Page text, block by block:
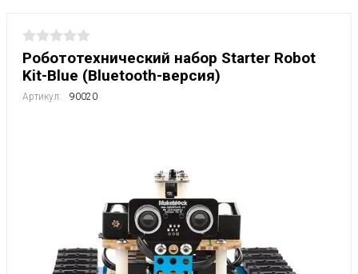
Робототехнический набор Starter Robot
Kit-Blue (Bluetooth-версия)
Артикул: 90020